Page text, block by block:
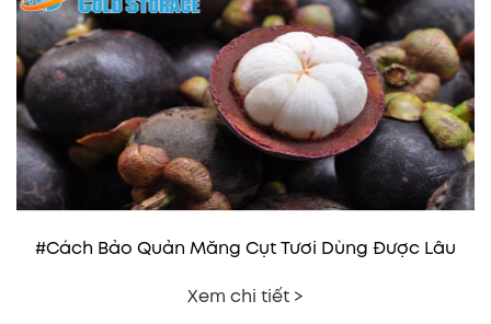
#Cách Bảo Quản Măng Cụt Tươi Dùng Được Lâu
Xem chi tiết >